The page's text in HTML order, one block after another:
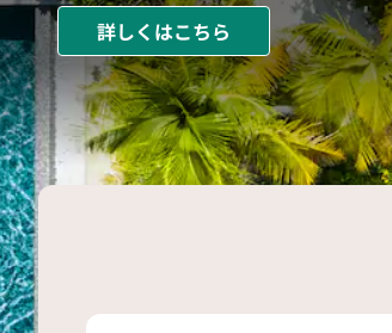
詳しくはこちら